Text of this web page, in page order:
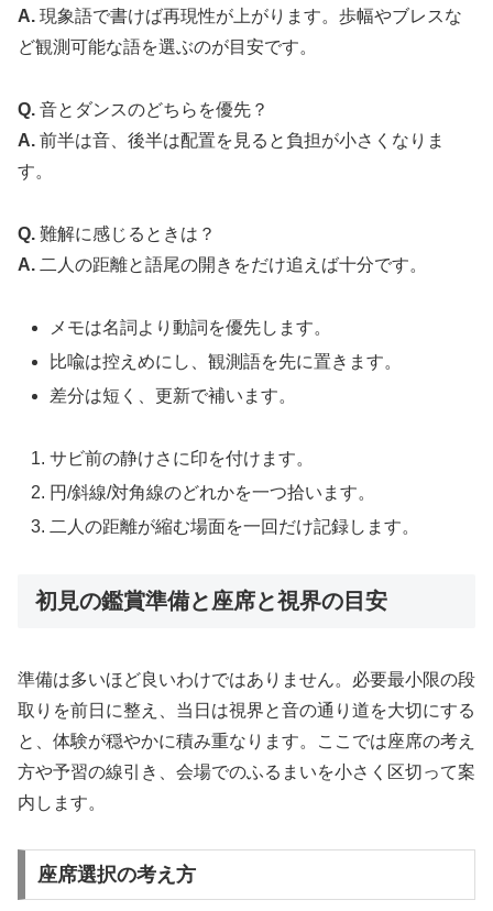
A. 現象語で書けば再現性が上がります。歩幅やブレスな
ど観測可能な語を選ぶのが目安です。
Q. 音とダンスのどちらを優先？
A. 前半は音、後半は配置を見ると負担が小さくなりま
す。
Q. 難解に感じるときは？
A. 二人の距離と語尾の開きをだけ追えば十分です。
メモは名詞より動詞を優先します。
比喩は控えめにし、観測語を先に置きます。
差分は短く、更新で補います。
サビ前の静けさに印を付けます。
円/斜線/対角線のどれかを一つ拾います。
二人の距離が縮む場面を一回だけ記録します。
初見の鑑賞準備と座席と視界の目安
準備は多いほど良いわけではありません。必要最小限の段
取りを前日に整え、当日は視界と音の通り道を大切にする
と、体験が穏やかに積み重なります。ここでは座席の考え
方や予習の線引き、会場でのふるまいを小さく区切って案
内します。
座席選択の考え方